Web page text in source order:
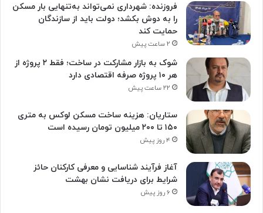
فروزنده: شهرداری نمی‌تواند به‌تنهایی بار مسکن
را به دوش بکشد؛ دولت باید از سازندگان
حمایت کند
۲ ساعت پیش
شوک به بازار مشارکت در ساخت؛ فقط ۲ پروژه از
هر ۱۰ پروژه صرفه اقتصادی دارد
۲۲ ساعت پیش
ستاریان: هزینه ساخت مسکن لوکس به متری
۱۵۰ تا ۲۰۰ میلیون تومان رسیده است
۴ روز پیش
آغاز فرآیند شناسایی و معرفی کارکنان حائز
شرایط برای دریافت نشان بهشت
۶ روز پیش